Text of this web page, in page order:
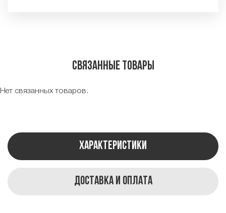
Связанные товары
Нет связанных товаров.
Характеристики
Доставка и оплата